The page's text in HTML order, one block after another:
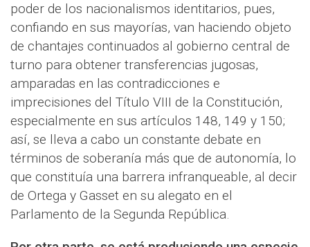
poder de los nacionalismos identitarios, pues,
confiando en sus mayorías, van haciendo objeto
de chantajes continuados al gobierno central de
turno para obtener transferencias jugosas,
amparadas en las contradicciones e
imprecisiones del Título VIII de la Constitución,
especialmente en sus artículos 148, 149 y 150;
así, se lleva a cabo un constante debate en
términos de soberanía más que de autonomía, lo
que constituía una barrera infranqueable, al decir
de Ortega y Gasset en su alegato en el
Parlamento de la Segunda República.